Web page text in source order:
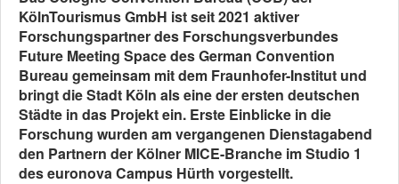
KölnTourismus GmbH ist seit 2021 aktiver
Forschungspartner des Forschungsverbundes
Future Meeting Space des German Convention
Bureau gemeinsam mit dem Fraunhofer-Institut und
bringt die Stadt Köln als eine der ersten deutschen
Städte in das Projekt ein. Erste Einblicke in die
Forschung wurden am vergangenen Dienstagabend
den Partnern der Kölner MICE-Branche im Studio 1
des euronova Campus Hürth vorgestellt.